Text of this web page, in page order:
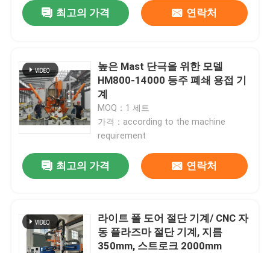
최고의 가격 연락처
높은 Mast 단극을 위한 모델
HM800-14000 등주 폐쇄 용접 기
계
MOQ：1 세트
가격：according to the machine
requirement
최고의 가격 연락처
라이트 폴 도어 절단 기계/ CNC 자
동 플라즈마 절단 기계, 지름
350mm, 스트로크 2000mm